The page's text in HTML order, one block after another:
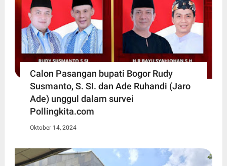
Calon Pasangan bupati Bogor Rudy
Susmanto, S. SI. dan Ade Ruhandi (Jaro
Ade) unggul dalam survei
Pollingkita.com
Oktober 14, 2024